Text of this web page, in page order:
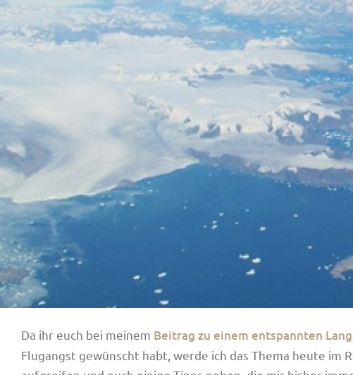
Da ihr euch bei meinem Beitrag zu einem entspannten
Flugangst gewünscht habt, werde ich das Thema heute im